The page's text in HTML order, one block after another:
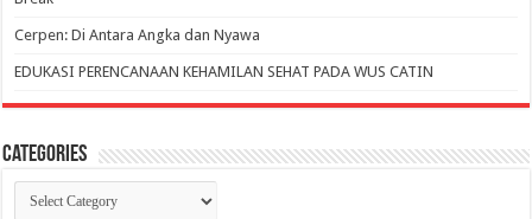
Cerpen: Di Antara Angka dan Nyawa
EDUKASI PERENCANAAN KEHAMILAN SEHAT PADA WUS CATIN
Categories
Categories